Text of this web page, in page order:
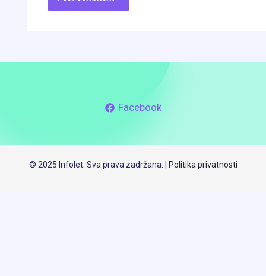
Facebook
© 2025 Infolet. Sva prava zadržana. | Politika privatnosti